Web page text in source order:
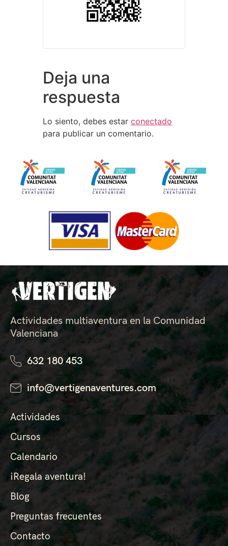
Deja una
respuesta
Lo siento, debes estar conectado
para publicar un comentario.
Actividades multiaventura en la Comunidad
Valenciana
632 180 453
info@vertigenaventures.com
Actividades
Cursos
Calendario
¡Regala aventura!
Blog
Preguntas frecuentes
Contacto